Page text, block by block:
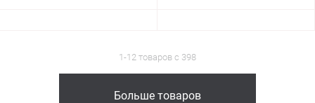
1-12 товаров с 398
Больше товаров